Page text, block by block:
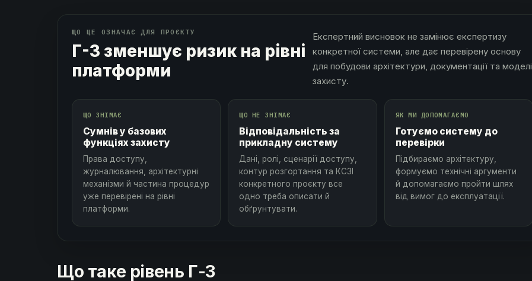
ЩО ЦЕ ОЗНАЧАЄ ДЛЯ ПРОЄКТУ
Г-3 зменшує ризик на рівні
платформи
Експертний висновок не замінює експертизу
конкретної системи, але дає перевірену основу
для побудови архітектури, документації та моделі
захисту.
ЩО ЗНІМАЄ
Сумнів у базових
функціях захисту
Права доступу,
журналювання, архітектурні
механізми й частина процедур
уже перевірені на рівні
платформи.
ЩО НЕ ЗНІМАЄ
Відповідальність за
прикладну систему
Дані, ролі, сценарії доступу,
контур розгортання та КСЗІ
конкретного проєкту все
одно треба описати й
обґрунтувати.
ЯК МИ ДОПОМАГАЄМО
Готуємо систему до
перевірки
Підбираємо архітектуру,
формуємо технічні аргументи
й допомагаємо пройти шлях
від вимог до експлуатації.
Що таке рівень Г-3